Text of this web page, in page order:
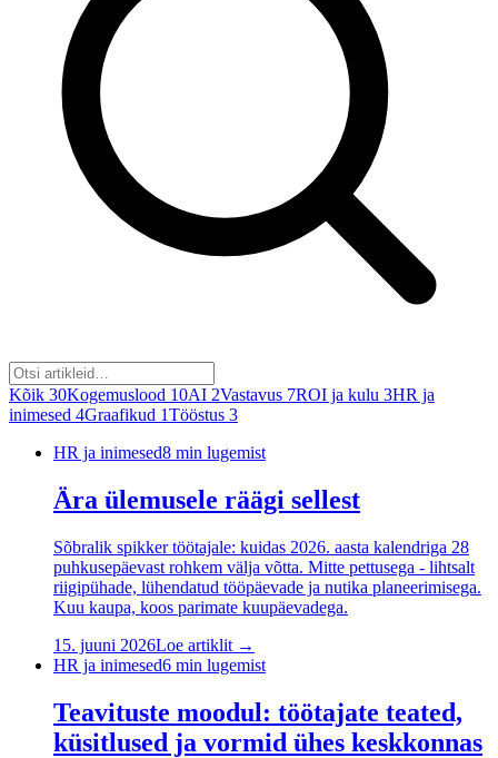
Kõik 30Kogemuslood 10AI 2Vastavus 7ROI ja kulu 3HR ja
inimesed 4Graafikud 1Tööstus 3
HR ja inimesed8 min lugemist
Ära ülemusele räägi sellest
Sõbralik spikker töötajale: kuidas 2026. aasta kalendriga 28
puhkusepäevast rohkem välja võtta. Mitte pettusega - lihtsalt
riigipühade, lühendatud tööpäevade ja nutika planeerimisega.
Kuu kaupa, koos parimate kuupäevadega.
15. juuni 2026Loe artiklit →
HR ja inimesed6 min lugemist
Teavituste moodul: töötajate teated,
küsitlused ja vormid ühes keskkonnas